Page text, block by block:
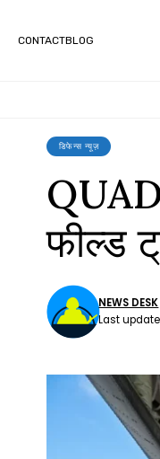
CONTACTBLOG
डिफेन्स न्यूज़
फील्ड
Last
NEWS DESK